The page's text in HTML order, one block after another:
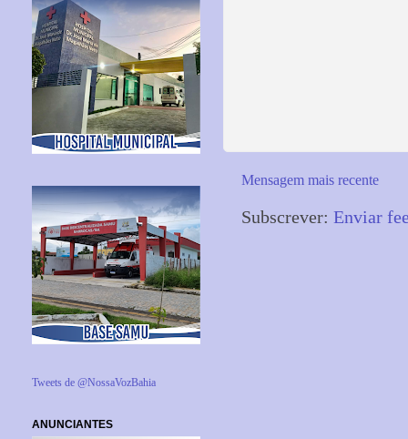
Mensagem mais recente
Subscrever: Enviar
Tweets de @NossaVozBahia
ANUNCIANTES